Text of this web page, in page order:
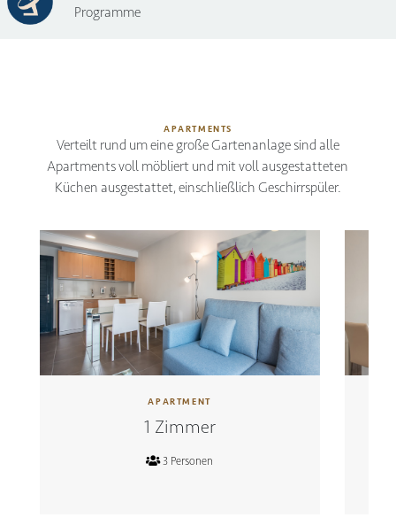
Programme
APARTMENTS
Verteilt rund um eine große Gartenanlage sind alle
Apartments voll möbliert und mit voll ausgestatteten
Küchen ausgestattet, einschließlich Geschirrspüler.
APARTMENT
1 Zimmer
3 Personen